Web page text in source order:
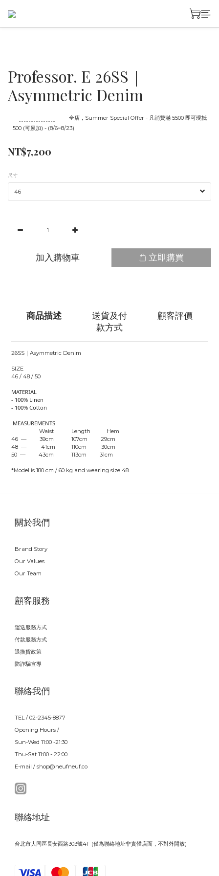
Professor. E 26SS｜
Asymmetric Denim
全店，Summer Special Offer - 凡消費滿 5500 即可現抵
500 (可累加) - (8/6~8/23)
NT$7,200
尺寸
加入購物車 立即購買
商品描述
送貨及付
款方式
顧客評價
26SS｜Asymmetric Denim
SIZE
46 / 48 / 50
MATERIAL
- 100% Linen
- 100% Cotton
MEASUREMENTS
Waist Length Hem
46 — 39cm 107cm 29cm
48 — 41cm 110cm 30cm
50 — 43cm 113cm 31cm
*Model is 180 cm / 60 kg and wearing size 48.
關於我們
Brand Story
Our Values
Our Team
顧客服務
運送服務方式
付款服務方式
退換貨政策
防詐騙宣導
聯絡我們
TEL / 02-2345-8877
Opening Hours /
Sun-Wed 11:00 -21:30
Thu-Sat 11:00 - 22:00
E-mail / shop@neufneuf.co
聯絡地址
台北市大同區長安西路303號4F (僅為聯絡地址非實體店面，不對外開放)